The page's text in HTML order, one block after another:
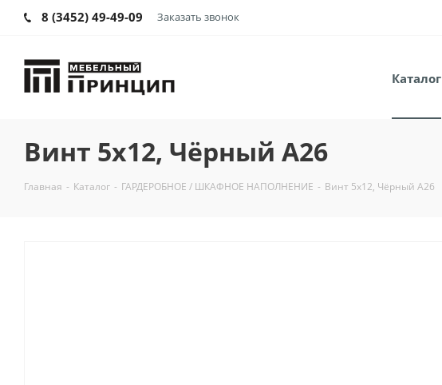
8 (3452) 49-49-09 Заказать звонок
Каталог
Винт 5х12, Чёрный А26
Главная - Каталог - ГАРДЕРОБНОЕ / ШКАФНОЕ НАПОЛНЕНИЕ - Винт 5х12, Чёрный А26